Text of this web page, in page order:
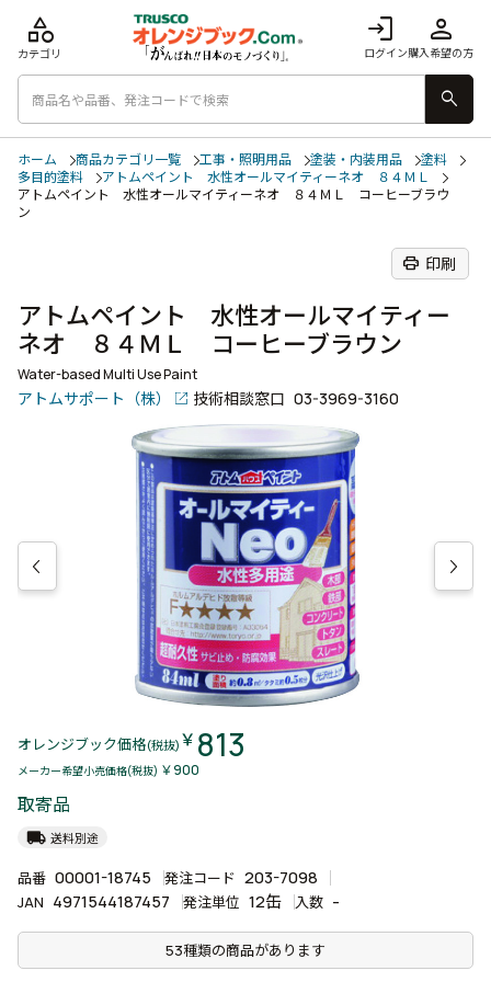
login
ログイン
person
購入希望の方
category
カテゴリ
search
ホーム 商品カテゴリ一覧 工事・照明用品 塗装・内装用品
塗料
多目的塗料
アトムペイント 水性オールマイティーネオ ８４ＭＬ
アトムペイント 水性オールマイティーネオ ８４ＭＬ コーヒーブラウ
ン
print 印刷
アトムペイント 水性オールマイティー
ネオ ８４ＭＬ コーヒーブラウン
Water-based Multi Use Paint
アトムサポート（株） 技術相談窓口 03-3969-3160
オレンジブック価格(税抜) ￥ 813
メーカー希望小売価格(税抜) ￥900
取寄品
local_shipping 送料別途
品番 00001-18745 発注コード 203-7098
JAN 4971544187457 発注単位 12缶 入数 -
53種類の商品があります